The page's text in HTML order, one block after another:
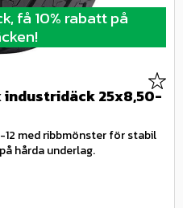
få 10% rabatt på
25x8,50-
med ribbmönster för stabil
hårda underlag.